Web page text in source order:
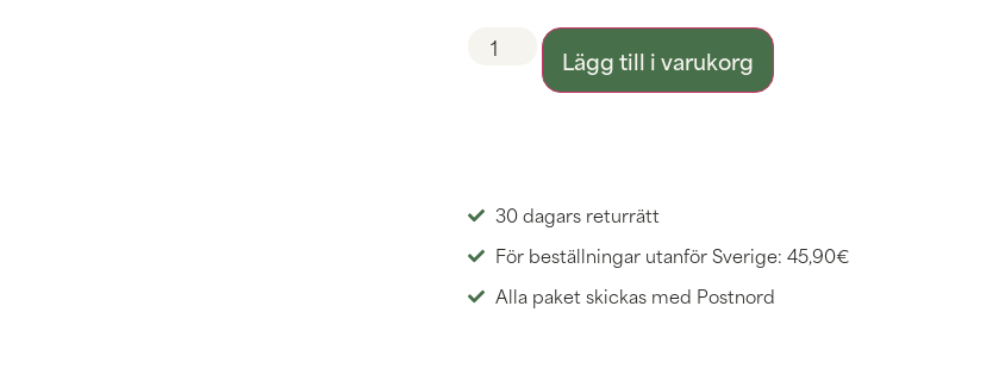
Lägg till i varukorg
30 dagars returrätt
För beställningar utanför Sverige: 45,90€
Alla paket skickas med Postnord